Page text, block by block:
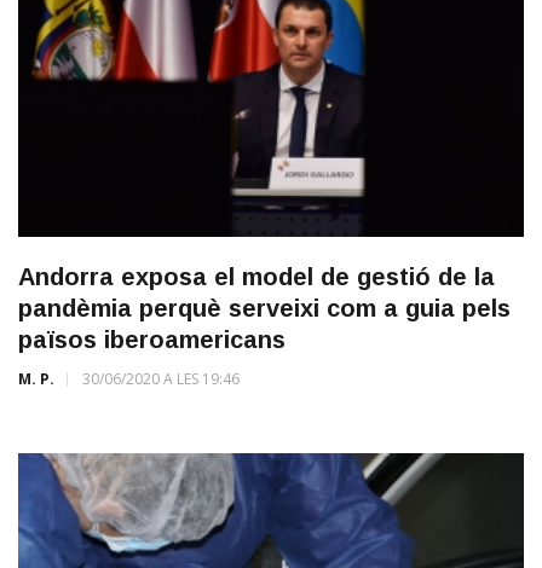
Andorra exposa el model de gestió de la
pandèmia perquè serveixi com a guia pels
països iberoamericans
M. P. 30/06/2020 A LES 19:46